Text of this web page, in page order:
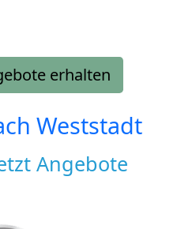
erhalten
Weststadt
Angebote